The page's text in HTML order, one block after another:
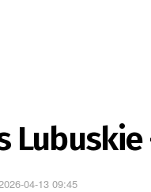
04-13 09:45